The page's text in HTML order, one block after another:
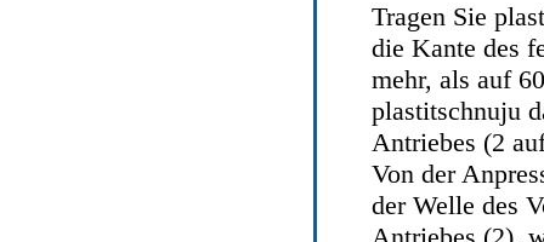
Tragen Sie
die Kante des
mehr, als auf
plastitschnuju
Antriebes (2
Von der
der Welle des